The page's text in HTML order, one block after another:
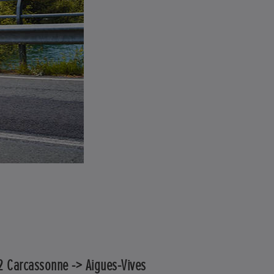
Carcassonne -> Aigues-Vives